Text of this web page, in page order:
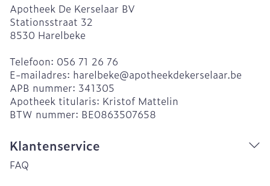
Apotheek De Kerselaar BV
Stationsstraat 32
8530 Harelbeke
Telefoon: 056 71 26 76
E-mailadres: harelbeke@apotheekdekerselaar.be
APB nummer: 341305
Apotheek titularis: Kristof Mattelin
BTW nummer: BE0863507658
Klantenservice
FAQ